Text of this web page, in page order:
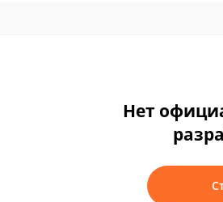
Нет